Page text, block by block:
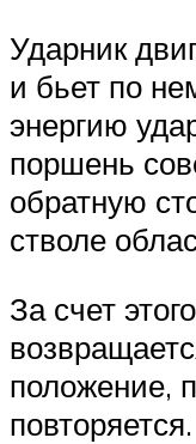
Ударник
и бьет по
энергию
поршень
обратную
стволе
За счет
положение,
повторяется.